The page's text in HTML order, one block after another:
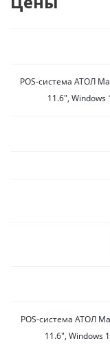
POS-система АТОЛ
11.6", Windows
POS-система АТОЛ
11.6", Windows